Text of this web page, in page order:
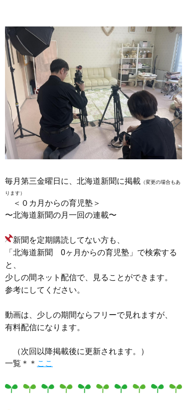
毎月第三金曜日に、北海道新聞に掲載 （変更の場合もあ
ります）
＜０カ月からの育児塾＞
〜北海道新聞の月一回の連載〜
新聞を定期購読してない方も、
「北海道新聞 0ヶ月からの育児塾」で検索する
と、
少しの間ネット配信で、見ることができます。
参考にしてください。
動画は、 少しの期間ならフリーで見れますが、
有料配信になります。
（次回以降掲載後に更新されます。）
一覧＊＊ ここ